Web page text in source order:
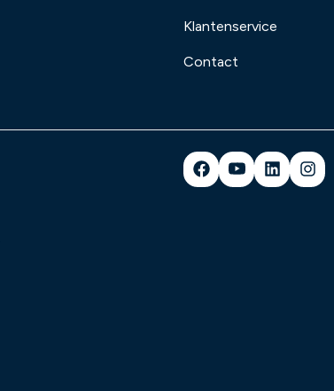
Klantenservice
Contact